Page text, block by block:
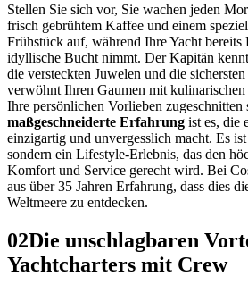
Stellen Sie sich vor, Sie wachen jeden
frisch gebrühtem Kaffee und einem
Frühstück auf, während Ihre Yacht bereits
idyllische Bucht nimmt. Der Kapitän
die versteckten Juwelen und die
verwöhnt Ihren Gaumen mit
Ihre persönlichen Vorlieben zugeschnitten
maßgeschneiderte Erfahrung ist es, die
einzigartig und unvergesslich macht. Es
sondern ein Lifestyle-Erlebnis, das den
Komfort und Service gerecht wird. Bei
aus über 35 Jahren Erfahrung, dass dies
Weltmeere zu entdecken.
02Die unschlagbaren
Yachtcharters mit Crew